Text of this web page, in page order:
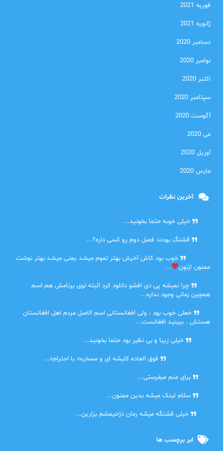
فوریه 2021
ژانویه 2021
دسامبر 2020
نوامبر 2020
اکتبر 2020
سپتامبر 2020
آگوست 2020
می 2020
آوریل 2020
مارس 2020
آخرین نظرات
خیلی خوبه حتما بخونید...
قشنگ بوددد فصل دوم رو کسی داره؟...
خوب بود کاش آخرش بهتر تموم میشد یعنی میشد بهتر نوشت
ممنون ازتون
...
چرا نمیشه پی دی افشو دانلود کرد البته توی برنامش هم اسم
همچین رمانی وجود نداره...
خعلی خوب بود ، ولی افغانستانی اسم الاصل مردم اهل افغانستان
هستش . ببینید افغانست...
خیلی زیبا و بی نظیر بود حتما بخونید...
فوق العاده کلیشه ای و مسخره« با احترام»...
برای منم میفرستی...
سلام لینک میشه بدین ممنون...
خیلی قشنگه میشه رمان دژخیمشم بزارین...
ابر برچسب ها